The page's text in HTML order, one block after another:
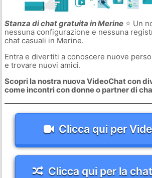
Stanza di chat gratuita in Merine⭐ Un
nessuna configurazione e nessuna
chat casuali in Merine.
Entra e divertiti a conoscere nuove
e trovare nuovi amici.
Scopri la nostra nuova VideoChat con
come incontri con donne o partner di
Clicca qui per
Clicca qui per la